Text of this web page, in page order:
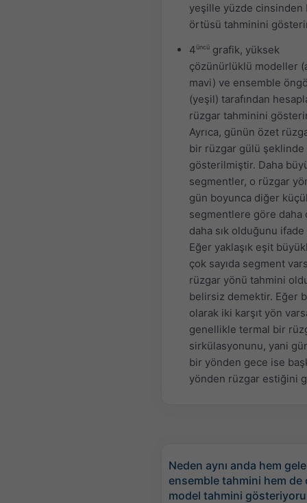
yeşille yüzde cinsinden
örtüsü tahminini
4üncü grafik, yüksek
çözünürlüklü modeller
mavi) ve ensemble
(yeşil) tarafından
rüzgar tahminini
Ayrıca, günün özet
bir rüzgar gülü şeklinde
gösterilmiştir. Daha
segmentler, o rüzgar
gün boyunca diğer
segmentlere göre daha
daha sık olduğunu
Eğer yaklaşık eşit
çok sayıda segment
rüzgar yönü tahmini
belirsiz demektir. Eğer
olarak iki karşıt yön
genellikle termal bir
sirkülasyonunu, yani
bir yönden gece ise
yönden rüzgar estiğini
Neden aynı anda hem
ensemble tahmini hem de
model tahmini